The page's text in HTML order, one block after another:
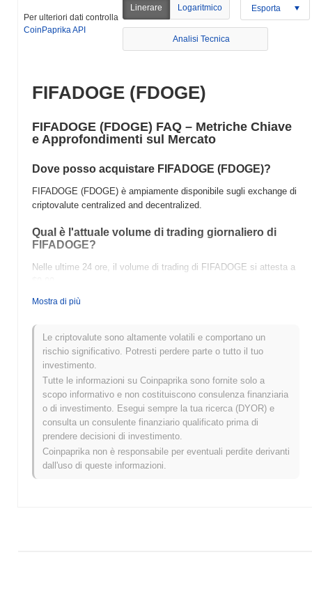
Per ulteriori dati controlla
CoinPaprika API
Linerare Logaritmico Esporta
Analisi Tecnica
FIFADOGE (FDOGE)
FIFADOGE (FDOGE) FAQ – Metriche Chiave
e Approfondimenti sul Mercato
Dove posso acquistare FIFADOGE (FDOGE)?
FIFADOGE (FDOGE) è ampiamente disponibile sugli exchange di
criptovalute centralized and decentralized.
Qual è l'attuale volume di trading giornaliero di
FIFADOGE?
Nelle ultime 24 ore, il volume di trading di FIFADOGE si attesta a
Qual è lo storico della fascia di prezzo di
Massimo Storico (ATH):$0.0 491
Minimo Storico (ATL):
FIFADOGE è attualmente scambiato~1.03%al di sotto del suo
ATH .
Come si sta comportando FIFADOGE rispetto al
mercato crypto più ampio?
Negli ultimi 7 giorni, FIFADOGE ha guadagnato
sottoperformando il mercato crypto complessivo che ha registrato
Mostra di più
Le criptovalute sono altamente volatili e comportano un
rischio significativo. Potresti perdere parte o tutto il tuo
investimento.
Tutte le informazioni su Coinpaprika sono fornite solo a
scopo informativo e non costituiscono consulenza finanziaria
o di investimento. Esegui sempre la tua ricerca (DYOR) e
consulta un consulente finanziario qualificato prima di
prendere decisioni di investimento.
Coinpaprika non è responsabile per eventuali perdite derivanti
dall'uso di queste informazioni.